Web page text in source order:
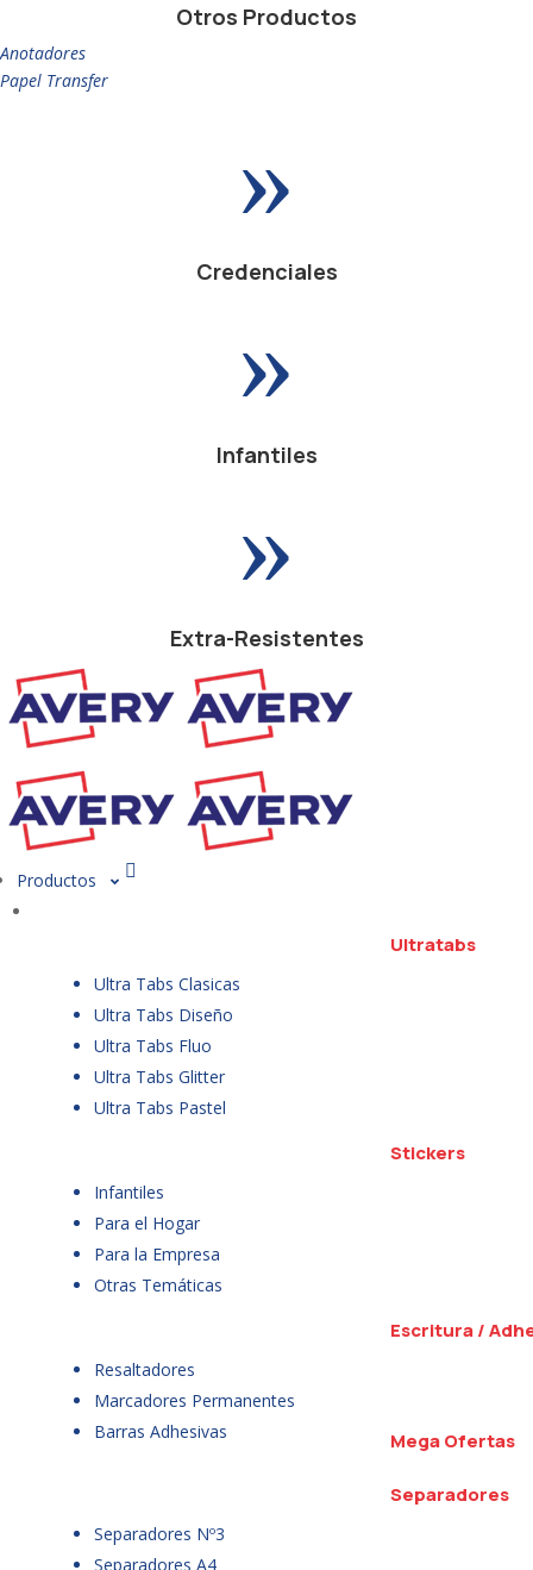
Otros Productos
Anotadores
Papel Transfer
»
Credenciales
»
Infantiles
»
Extra-Resistentes
Productos
Ultratabs
Ultra Tabs Clasicas
Ultra Tabs Diseño
Ultra Tabs Fluo
Ultra Tabs Glitter
Ultra Tabs Pastel
Stickers
Infantiles
Para el Hogar
Para la Empresa
Otras Temáticas
Escritura /
Resaltadores
Marcadores Permanentes
Barras Adhesivas
Mega Ofertas
Separadores
Separadores Nº3
Separadores A4